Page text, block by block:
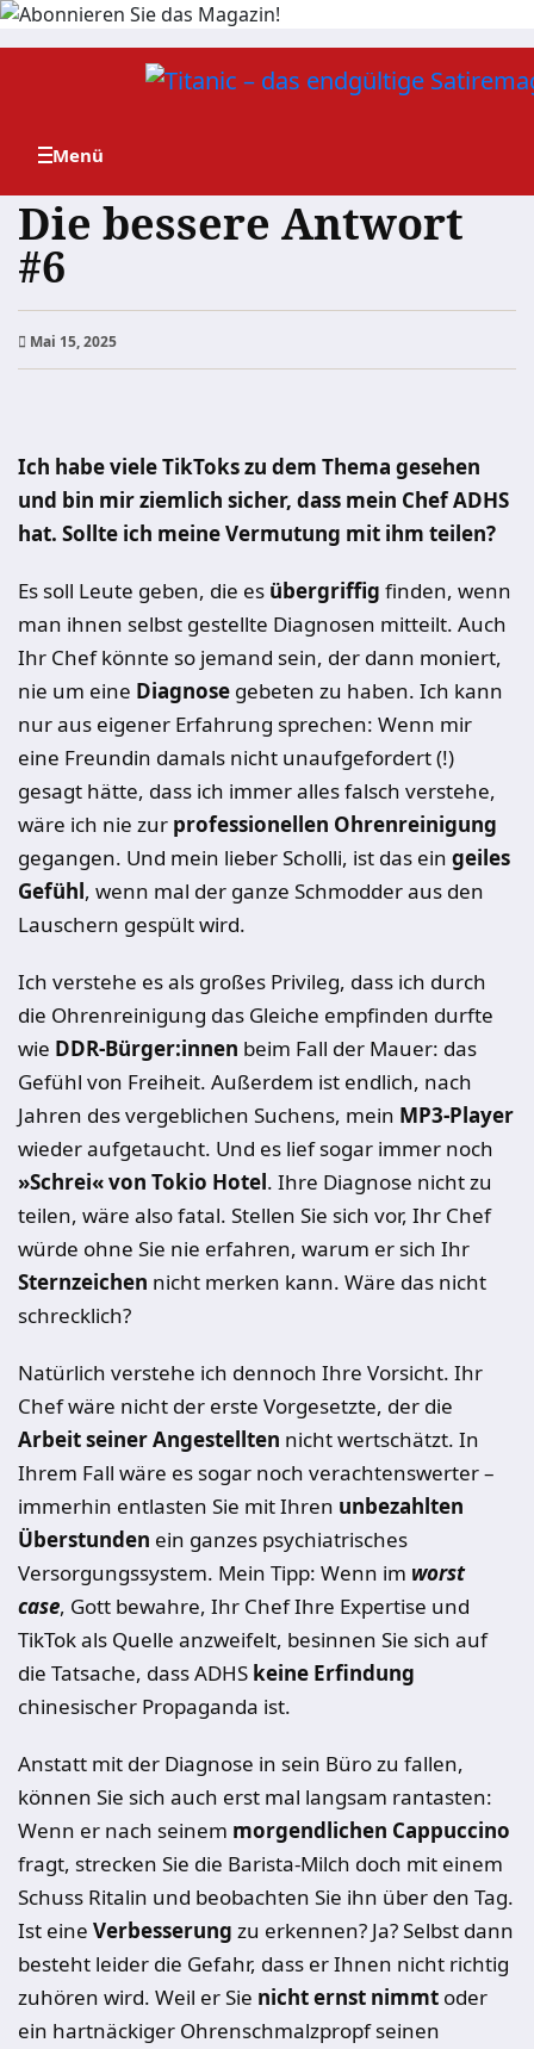
Zum
Die bessere Antwort
#6
Mai 15, 2025
Ich habe viele TikToks zu dem Thema gesehen
und bin mir ziemlich sicher, dass mein Chef ADHS
hat. Sollte ich meine Vermutung mit ihm teilen?
Es soll Leute geben, die es übergriffig finden, wenn
man ihnen selbst gestellte Diagnosen mitteilt. Auch
Ihr Chef könnte so jemand sein, der dann moniert,
nie um eine Diagnose gebeten zu haben. Ich kann
nur aus eigener Erfahrung sprechen: Wenn mir
eine Freundin damals nicht unaufgefordert (!)
gesagt hätte, dass ich immer alles falsch verstehe,
wäre ich nie zur professionellen Ohrenreinigung
gegangen. Und mein lieber Scholli, ist das ein geiles
Gefühl, wenn mal der ganze Schmodder aus den
Lauschern gespült wird.
Ich verstehe es als großes Privileg, dass ich durch
die Ohrenreinigung das Gleiche empfinden durfte
wie DDR-Bürger:innen beim Fall der Mauer: das
Gefühl von Freiheit. Außerdem ist endlich, nach
Jahren des vergeblichen Suchens, mein MP3-Player
wieder aufgetaucht. Und es lief sogar immer noch
»Schrei« von Tokio Hotel. Ihre Diagnose nicht zu
teilen, wäre also fatal. Stellen Sie sich vor, Ihr Chef
würde ohne Sie nie erfahren, warum er sich Ihr
Sternzeichen nicht merken kann. Wäre das nicht
schrecklich?
Natürlich verstehe ich dennoch Ihre Vorsicht. Ihr
Chef wäre nicht der erste Vorgesetzte, der die
Arbeit seiner Angestellten nicht wertschätzt. In
Ihrem Fall wäre es sogar noch verachtenswerter –
immerhin entlasten Sie mit Ihren unbezahlten
Überstunden ein ganzes psychiatrisches
Versorgungssystem. Mein Tipp: Wenn im worst
case, Gott bewahre, Ihr Chef Ihre Expertise und
TikTok als Quelle anzweifelt, besinnen Sie sich auf
die Tatsache, dass ADHS keine Erfindung
chinesischer Propaganda ist.
Anstatt mit der Diagnose in sein Büro zu fallen,
können Sie sich auch erst mal langsam rantasten:
Wenn er nach seinem morgendlichen Cappuccino
fragt, strecken Sie die Barista-Milch doch mit einem
Schuss Ritalin und beobachten Sie ihn über den Tag.
Ist eine Verbesserung zu erkennen? Ja? Selbst dann
besteht leider die Gefahr, dass er Ihnen nicht richtig
zuhören wird. Weil er Sie nicht ernst nimmt oder
ein hartnäckiger Ohrenschmalzpropf seinen